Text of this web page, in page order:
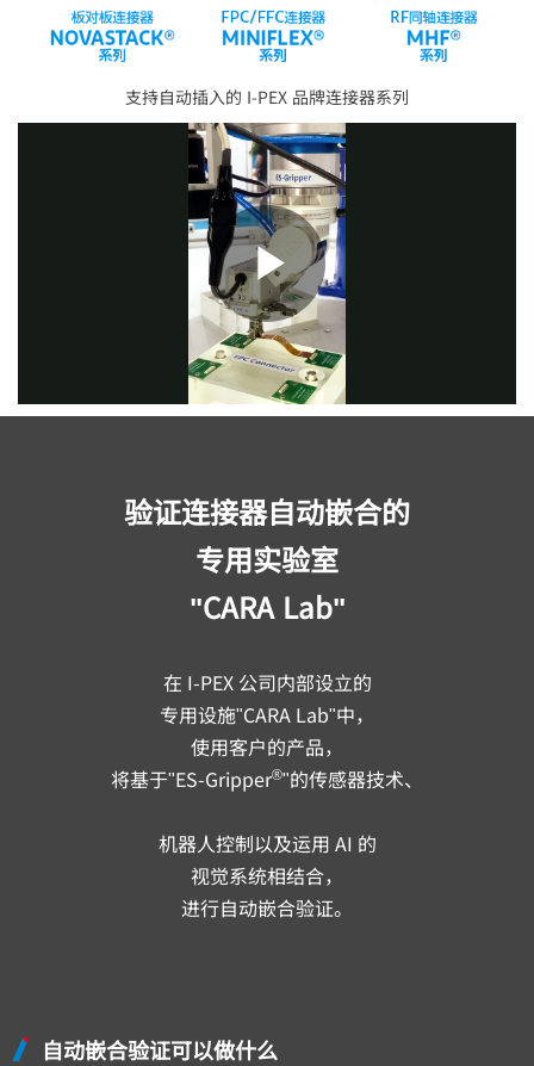
支持自动插入的 I-PEX 品牌连接器系列
Play
验证连接器自动嵌合的
专用实验室
"CARA Lab"
在 I-PEX公司内部设立的
专用设施"CARA Lab"中，
使用客户的产品，
将基于"ES-Gripper®"的传感器技术、
机器人控制以及运用 AI 的
视觉系统相结合，
进行自动嵌合验证。
自动嵌合验证可以做什么